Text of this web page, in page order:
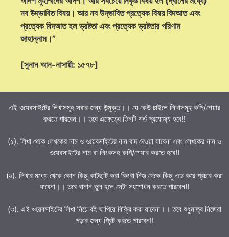
নব উদ্ভাবিত বিষয়। আর নব উদ্ভাবিত প্রত্যেক বিষয় বিদআত এবং
প্রত্যেক বিদআত হল ভ্রষ্টতা এবং প্রত্যেক ভ্রষ্টতার পরিণাম
জাহান্নাম।”
[সুনান আন-নাসায়ী: ১৫৭৮]
এই ওয়েবসাইটের লিখাসমূহ সবার জন্য উন্মুক্ত।। যে কেউ চাইলে লিখাসমূহ কপি/শেয়ার
করতে পারবেন।। তবে এক্ষেত্রে তিনটি শর্ত প্রযোজ্য হবে!!
(১). লিখা থেকে লেখকের নাম ও ওয়েবসাইটের নাম বাদ দেওয়া যাবেনা এবং লেখকের নাম ও
ওয়েবসাইটের নাম বা লিংকসহ কপি/শেয়ার করতে হবে!!
(২). লিখার মধ্যে থেকে কোন কিছু কাটছাট করা কিংবা নিজ থেকে কিছু এড করে প্রচার করা
যাবেনা।। তবে বানান ভুল হলে সেটা সংশোধন করতে পারবেন!!
(৩). এই ওয়েবসাইটের লিখা নিয়ে বই ছাপিয়ে বিক্রি করা যাবেনা।। তবে শুধুমাত্র নিজেরা
পড়ার জন্য প্রিন্ট করতে পারবেন!!